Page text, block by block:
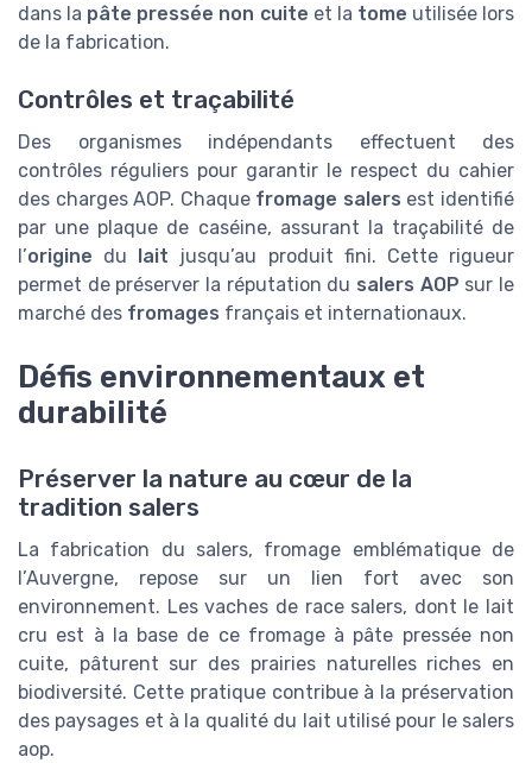
dans la pâte pressée non cuite et la tome utilisée lors
de la fabrication.
Contrôles et traçabilité
Des organismes indépendants effectuent des
contrôles réguliers pour garantir le respect du cahier
des charges AOP. Chaque fromage salers est identifié
par une plaque de caséine, assurant la traçabilité de
l’origine du lait jusqu’au produit fini. Cette rigueur
permet de préserver la réputation du salers AOP sur le
marché des fromages français et internationaux.
Défis environnementaux et
durabilité
Préserver la nature au cœur de la
tradition salers
La fabrication du salers, fromage emblématique de
l’Auvergne, repose sur un lien fort avec son
environnement. Les vaches de race salers, dont le lait
cru est à la base de ce fromage à pâte pressée non
cuite, pâturent sur des prairies naturelles riches en
biodiversité. Cette pratique contribue à la préservation
des paysages et à la qualité du lait utilisé pour le salers
aop.